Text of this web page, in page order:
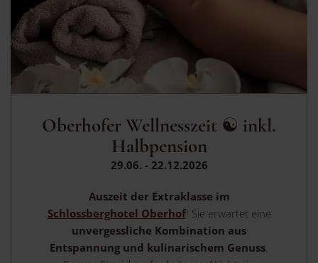
Oberhofer Wellnesszeit ☯ inkl.
Halbpension
29.06. - 22.12.2026
Auszeit der Extraklasse im
Schlossberghotel Oberhof! Sie erwartet eine
unvergessliche Kombination aus
Entspannung und kulinarischem Genuss.